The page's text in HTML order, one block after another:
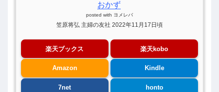
おかず
posted with ヨメレバ
笠原将弘 主婦の友社 2022年11月17日頃
楽天ブックス 楽天kobo
Amazon Kindle
7net honto